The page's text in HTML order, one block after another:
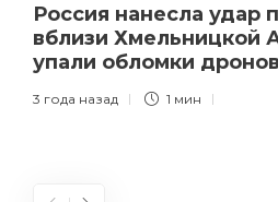
Россия нанесла удар
вблизи Хмельницкой
упали обломки дронов
3 года назад 1 мин